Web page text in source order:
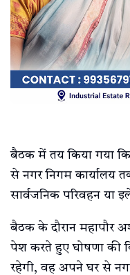
बैठक में तय किया गया कि
से नगर निगम कार्यालय
सार्वजनिक परिवहन या
बैठक के दौरान महापौर
पेश करते हुए घोषणा की
रहेगी, वह अपने घर से